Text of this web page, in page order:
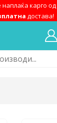
карго
достава!